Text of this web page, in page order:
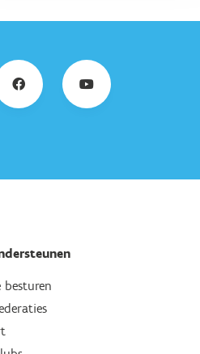
besturen